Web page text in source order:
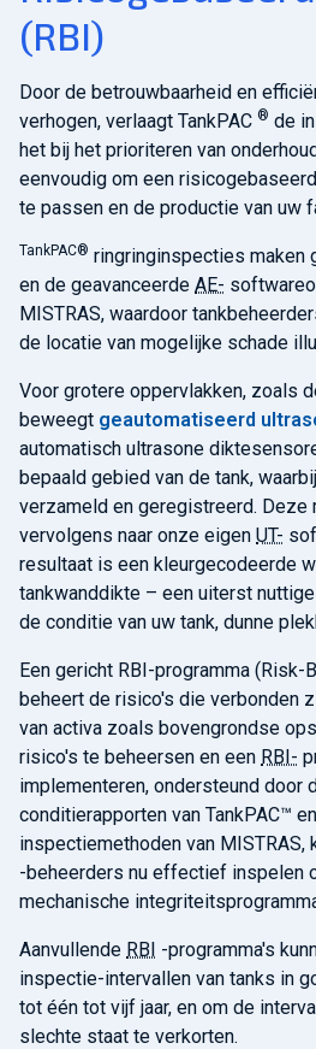
(RBI)
Door de betrouwbaarheid en
verhogen, verlaagt TankPAC ® de
het bij het prioriteren van
eenvoudig om een
te passen en de productie van uw
TankPAC® ringringinspecties maken
en de geavanceerde AE-
MISTRAS, waardoor
de locatie van mogelijke schade
Voor grotere oppervlakken, zoals
beweegt geautomatiseerd
automatisch ultrasone
bepaald gebied van de tank,
verzameld en geregistreerd. Deze
vervolgens naar onze eigen UT-
resultaat is een kleurgecodeerde
tankwanddikte – een uiterst
de conditie van uw tank, dunne
Een gericht RBI-programma (Risk-
beheert de risico's die verbonden
van activa zoals bovengrondse
risico's te beheersen en een RBI-
implementeren, ondersteund door
conditierapporten van TankPAC™
inspectiemethoden van MISTRAS,
-beheerders nu effectief inspelen
mechanische
Aanvullende RBI -programma's
inspectie-intervallen van tanks in
tot één tot vijf jaar, en om de
slechte staat te verkorten.